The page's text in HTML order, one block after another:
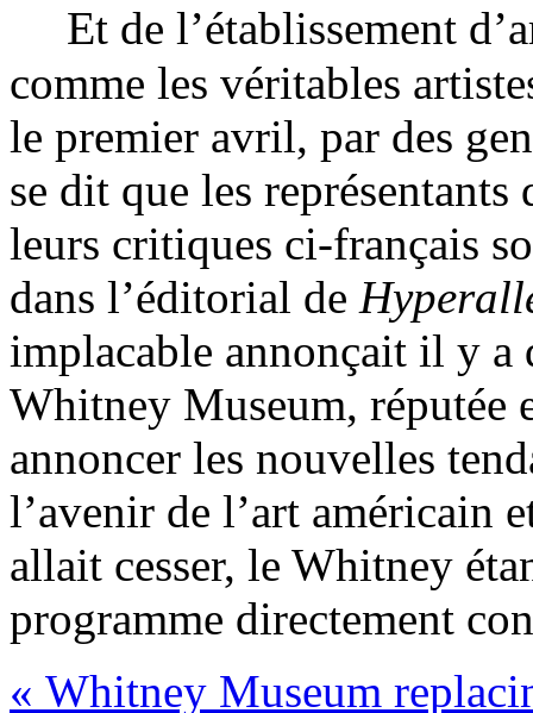
Et de l’établissement
comme les véritables
le premier avril, par des
se dit que les
leurs critiques ci-français
dans l’éditorial de
implacable annonçait il y a
Whitney Museum, réputée
annoncer les nouvelles
l’avenir de l’art américain
allait cesser, le Whitney
programme directement
« Whitney Museum